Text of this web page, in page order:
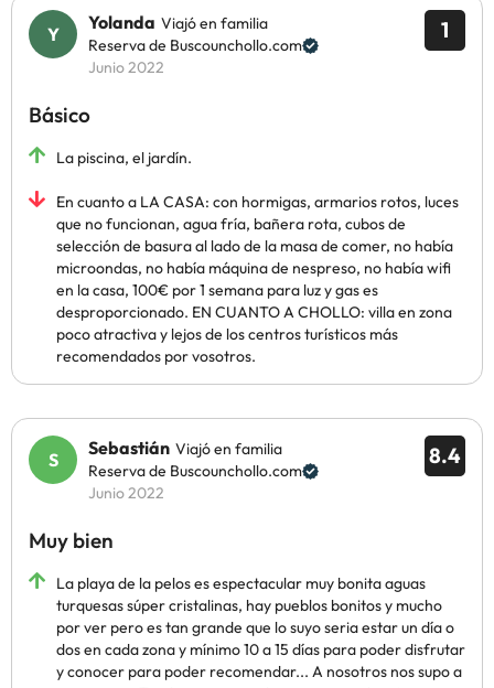
1
Yolanda Viajó en familia
Reserva de Buscounchollo.com
Junio 2022
Básico
La piscina, el jardín.
En cuanto a LA CASA: con hormigas, armarios rotos, luces
que no funcionan, agua fría, bañera rota, cubos de
selección de basura al lado de la masa de comer, no había
microondas, no había máquina de nespreso, no había wifi
en la casa, 100€ por 1 semana para luz y gas es
desproporcionado. EN CUANTO A CHOLLO: villa en zona
poco atractiva y lejos de los centros turísticos más
recomendados por vosotros.
8.4
Sebastián Viajó en familia
Reserva de Buscounchollo.com
Junio 2022
Muy bien
La playa de la pelos es espectacular muy bonita aguas
turquesas súper cristalinas, hay pueblos bonitos y mucho
por ver pero es tan grande que lo suyo seria estar un día o
dos en cada zona y mínimo 10 a 15 días para poder disfrutar
y conocer para poder recomendar... A nosotros nos supo a